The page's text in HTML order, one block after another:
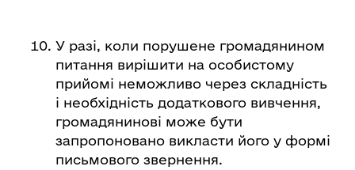
У разі, коли порушене громадянином
питання вирішити на особистому
прийомі неможливо через складність
і необхідність додаткового вивчення,
громадянинові може бути
запропоновано викласти його у формі
письмового звернення.